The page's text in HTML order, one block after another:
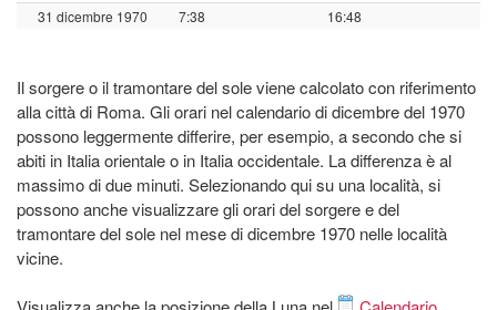
31 dicembre 1970
7:38 16:48
Il sorgere o il tramontare del sole viene calcolato con riferimento
alla città di Roma. Gli orari nel calendario di dicembre del 1970
possono leggermente differire, per esempio, a secondo che si
abiti in Italia orientale o in Italia occidentale. La differenza è al
massimo di due minuti. Selezionando qui su una località, si
possono anche visualizzare gli orari del sorgere e del
tramontare del sole nel mese di dicembre 1970 nelle località
vicine.